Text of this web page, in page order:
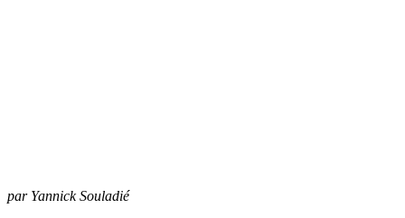
par Yannick Souladié